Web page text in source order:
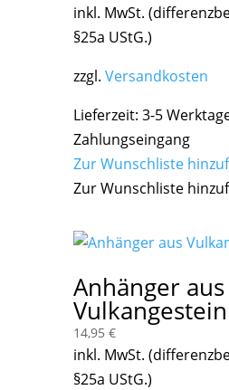
inkl. MwSt.
§25a UStG.)
zzgl. Versandkosten
Lieferzeit: 3-5
Zahlungseingang
Zur Wunschliste
Zur Wunschliste
Anhänger aus
14,95 €
inkl. MwSt.
§25a UStG.)